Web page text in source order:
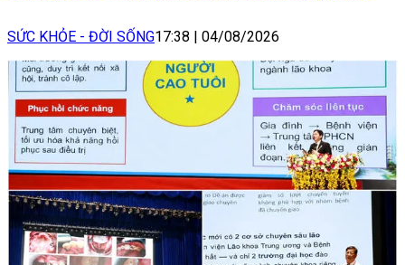
SỨC KHỎE - ĐỜI SỐNG17:38 04/08/2026